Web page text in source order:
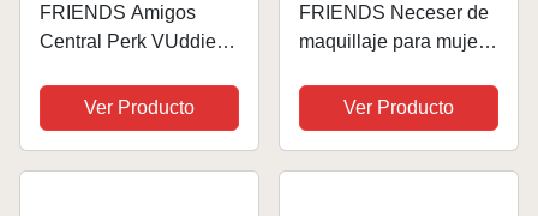
FRIENDS Amigos
Central Perk VUddie
tamaño Mujeres
Damas Red Fleece Un
tamaño
Ver Producto
FRIENDS Neceser de
maquillaje para mujer,
estuche de cosméticos
para niñas, estuche
central de doble cara,
Ver Producto